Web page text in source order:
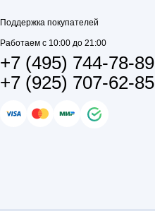
Поддержка покупателей
Работаем с 10:00 до 21:00
+7 (495) 744-78-89
+7 (925) 707-62-85